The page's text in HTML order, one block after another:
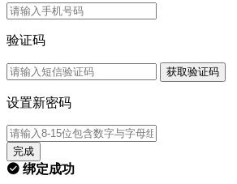
验证码
获取验证码
设置新密码
完成
绑定成功